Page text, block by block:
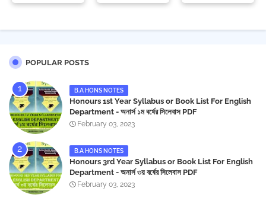
POPULAR POSTS
B.A HONS NOTES
Honours 1st Year Syllabus or Book List For English
Department - অনার্স ১ম বর্ষের সিলেবাস PDF
February 03, 2023
B.A HONS NOTES
Honours 3rd Year Syllabus or Book List For English
Department - অনার্স ৩য় বর্ষের সিলেবাস PDF
February 03, 2023